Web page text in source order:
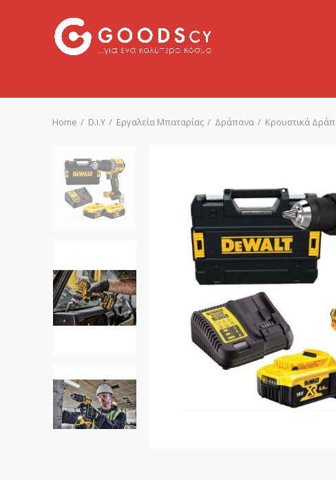
Home D.I.Y Εργαλεία Μπαταρίας Δράπανα Κρουστικά